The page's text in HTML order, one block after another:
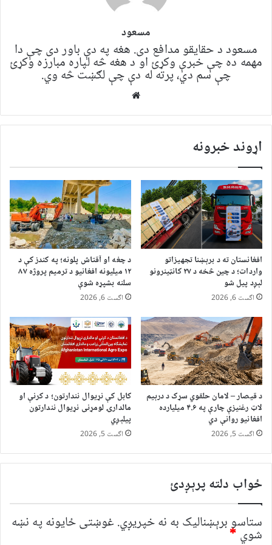
مسعود
مسعود د حقایقو مدافع دی. هغه په ​​​​دې باور دی چې دا
مهمه ده چې خبرې وکړئ او د هغه څه لپاره مبارزه وکړئ
چې سم دي، پرته له دې چې لګښت څه وي.
اړوند خبرونه
افغانستان ته د برېښنا تجهیزاتو
واردات؛ د چین څخه د ۲۷ کانټینرونو
لېږد پیل شو
اگست 6, 2026
د چغه او آقتاش پلونه؛ په کندز کې د
۱۲ میلیونه افغانیو د ترمیم پروژه ۸۷
سلنه بشپړه شوې
اگست 6, 2026
د قیصار – لامان حلقوي سړک د درېیم
لاټ رغنیزې چارې په ۴.۶ میلیارده
افغانیو روانې دي
اگست 5, 2026
کابل کې نړیوال نندارتون؛ د کرنې او
مالدارۍ لومړنی نړیوال نندارتون
پیلېږي
اگست 5, 2026
ځواب دلته پرېږدئ
ستاسو برېښناليک به نه خپريږي. غوښتى ځایونه په نښه
شوي *